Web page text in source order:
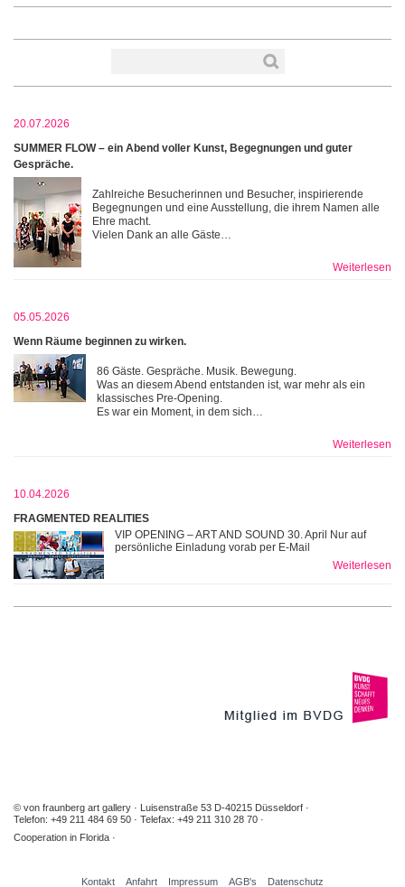
20.07.2026
SUMMER FLOW – ein Abend voller Kunst, Begegnungen und guter
Gespräche.
Zahlreiche Besucherinnen und Besucher, inspirierende
Begegnungen und eine Ausstellung, die ihrem Namen alle
Ehre macht.
Vielen Dank an alle Gäste…
Weiterlesen
05.05.2026
Wenn Räume beginnen zu wirken.
86 Gäste. Gespräche. Musik. Bewegung.
Was an diesem Abend entstanden ist, war mehr als ein
klassisches Pre-Opening.
Es war ein Moment, in dem sich…
Weiterlesen
10.04.2026
FRAGMENTED REALITIES
VIP OPENING – ART AND SOUND 30. April Nur auf
persönliche Einladung vorab per E-Mail
Weiterlesen
© von fraunberg art gallery
Luisenstraße 53 D-40215 Düsseldorf
Telefon: +49 211 484 69 50
Telefax: +49 211 310 28 70
Cooperation in Florida
Kontakt Anfahrt Impressum AGB's Datenschutz